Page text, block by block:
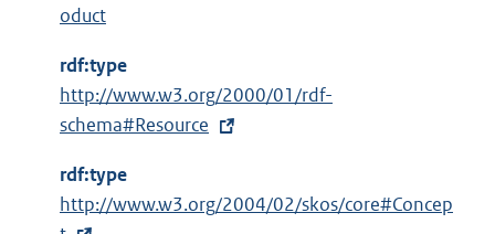
oduct
rdf:type
E
x
e
r
http://www.w3.org/2000/01/rdf-
schema#Resource
rdf:type
E
http://www.w3.org/2004/02/skos/core#Concep